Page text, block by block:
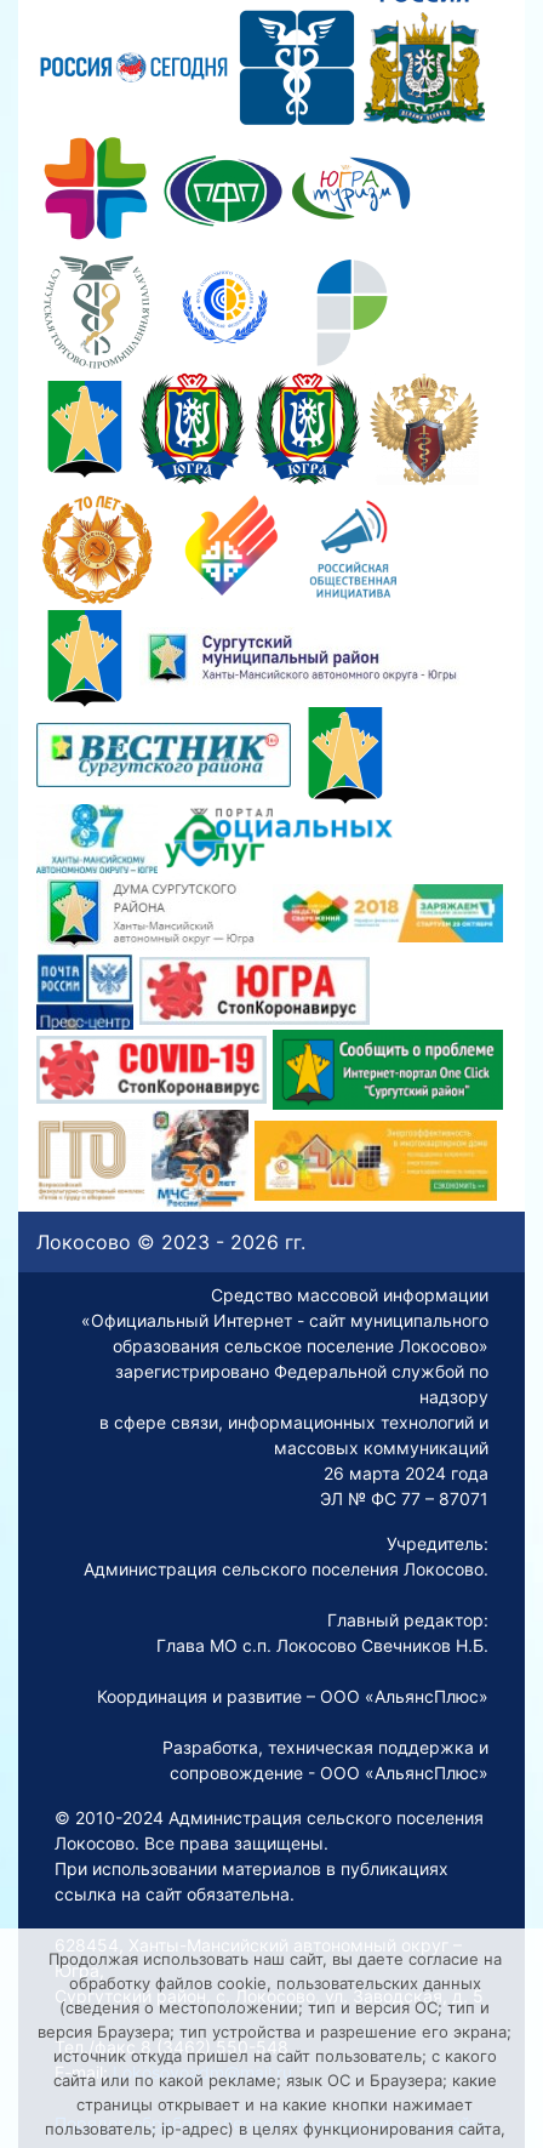
Локосово © 2023 - 2026 гг.
Средство массовой информации
«Официальный Интернет - сайт муниципального
образования сельское поселение Локосово»
зарегистрировано Федеральной службой по
надзору
в сфере связи, информационных технологий и
массовых коммуникаций
26 марта 2024 года
ЭЛ № ФС 77 – 87071
Учредитель:
Администрация сельского поселения Локосово.
Главный редактор:
Глава МО с.п. Локосово Свечников Н.Б.
Координация и развитие – ООО «АльянсПлюс»
Разработка, техническая поддержка и
сопровождение - ООО «АльянсПлюс»
© 2010-2024 Администрация сельского поселения
Локосово. Все права защищены.
При использовании материалов в публикациях
ссылка на сайт обязательна.
628454, Ханты-Мансийский автономный округ –
Югра,
Сургутский район, с. Локосово, ул. Заводская, д. 5
Тел./факс 8 (3462) 550-548
E-mail:
Lokosovoadm@mail.ru
Порядок обработки персональных данных на сайте
Продолжая использовать наш сайт, вы даете согласие на
обработку файлов cookie, пользовательских данных
(сведения о местоположении; тип и версия ОС; тип и
версия Браузера; тип устройства и разрешение его экрана;
источник откуда пришел на сайт пользователь; с какого
сайта или по какой рекламе; язык ОС и Браузера; какие
страницы открывает и на какие кнопки нажимает
пользователь; ip-адрес) в целях функционирования сайта,